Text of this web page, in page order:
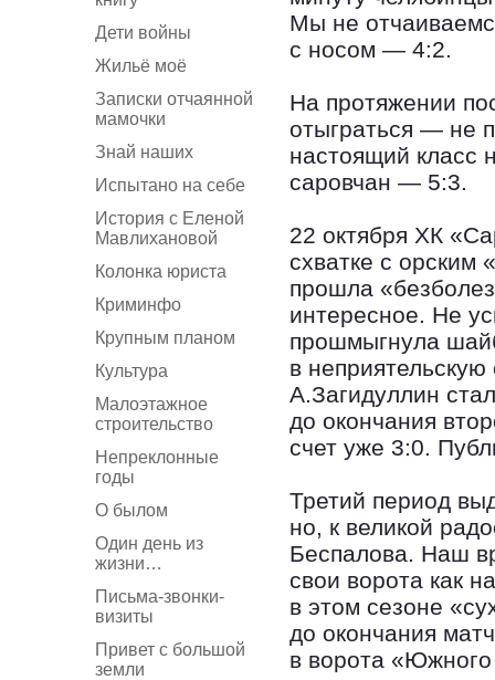
Дети войны
Жильё моё
Записки отчаянной
мамочки
Знай наших
Испытано на себе
История с Еленой
Мавлихановой
Колонка юриста
Криминфо
Крупным планом
Культура
Малоэтажное
строительство
Непреклонные
годы
О былом
Один день из
жизни…
Письма-звонки-
визиты
Привет с большой
земли
Мы не
с носом — 4:2.
На протяжении
отыграться — не
настоящий класс
саровчан — 5:3.
22 октября ХК
схватке с
прошла
интересное. Не
прошмыгнула
в
А.Загидуллин
до окончания
счет уже 3:0.
Третий период
но, к великой
Беспалова. Наш
свои ворота как
в этом сезоне
до окончания
в ворота